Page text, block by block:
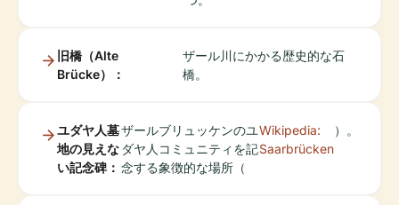
旧橋（Alte
Brücke）：
ザール川にかかる歴史的な石
橋。
ユダヤ人墓
地の見えな
い記念碑：
ザールブリュッケンのユ
ダヤ人コミュニティを記
念する象徴的な場所（
Wikipedia:
Saarbrücken
）。